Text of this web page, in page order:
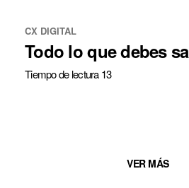
CX DIGITAL
Todo lo que debes
Tiempo de lectura 13
VER MÁS